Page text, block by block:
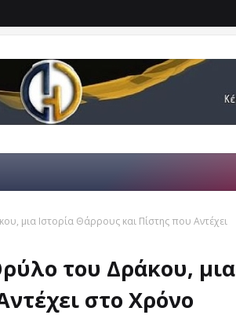
μια Ιστορία Θάρρους και Πίστης που Αντέχει
του Δράκου, μια
στο Χρόνο